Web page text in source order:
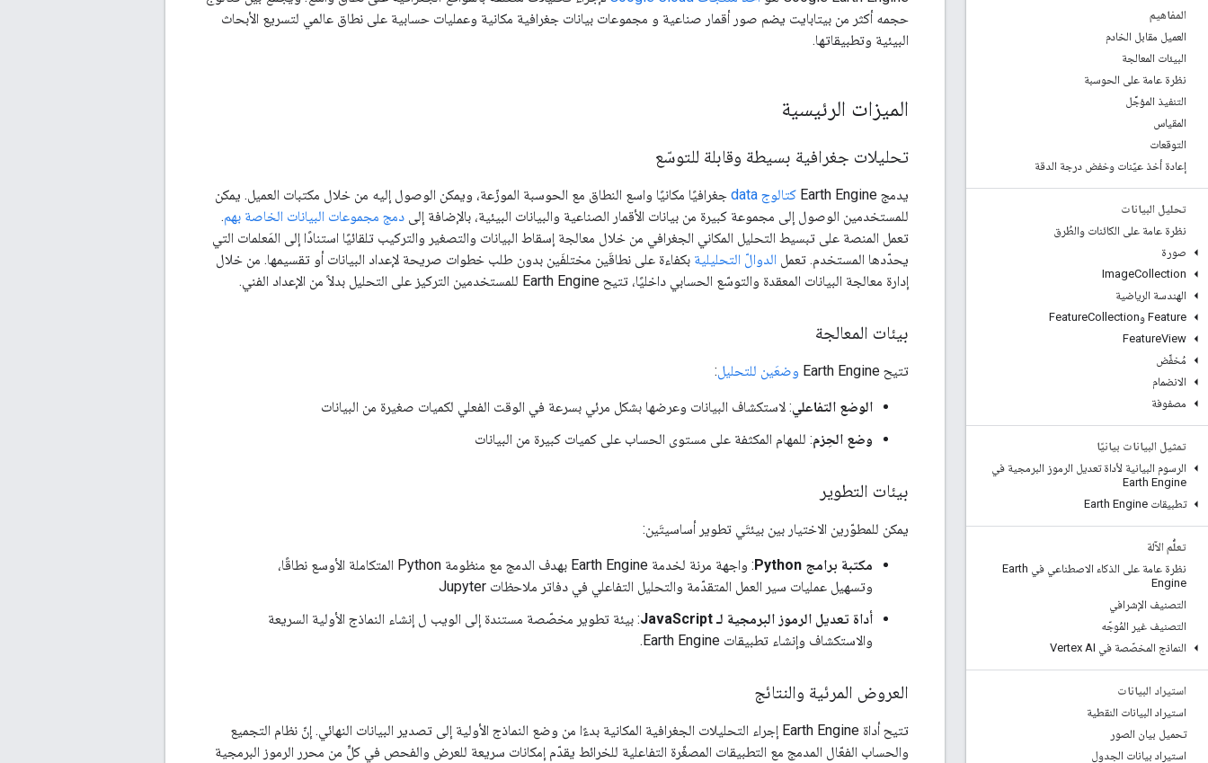
المفاهيم
العميل مقابل الخادم
البيئات المعالجة
نظرة عامة على الحوسبة
التنفيذ المؤجَّل
المقياس
التوقعات
إعادة أخذ عيّنات وخفض درجة الدقة
تحليل البيانات
نظرة عامة على الكائنات والطُرق
صورة
ImageCollection
الهندسة الرياضية
Feature وFeature
Collection
FeatureView
مُخفِّض
الانضمام
مصفوفة
تمثيل البيانات بيانيًا
الرسوم البيانية لأداة تعديل الرموز البرمجية في
Earth Engine
تطبيقات Earth Engine
تعلُّم الآلة
نظرة عامة على الذكاء الاصطناعي في Earth
Engine
التصنيف الإشرافي
التصنيف غير المُوجّه
النماذج المخصّصة في Vertex AI
استيراد البيانات
استيراد البيانات النقطية
تحميل بيان الصور
استيراد بيانات الجدول
حجمه أكثر من بيتابايت يضم صور أقمار صناعية و مجموعات بيانات جغرافية مكانية وعمليات حسابية على نطاق عالمي لتسريع الأبحاث
البيئية وتطبيقاتها.
الميزات الرئيسية
تحليلات جغرافية بسيطة وقابلة للتوسّع
يدمج Earth Engine كتالوج data
جغرافيًا مكانيًا واسع النطاق مع الحوسبة الموزّعة، ويمكن الوصول إليه من خلال مكتبات العميل. يمكن
للمستخدمين الوصول إلى مجموعة كبيرة من بيانات الأقمار الصناعية والبيانات البيئية، بالإضافة إلى دمج مجموعات البيانات الخاصة بهم.
تعمل المنصة على تبسيط التحليل المكاني الجغرافي من خلال معالجة إسقاط البيانات والتصغير والتركيب تلقائيًا استنادًا إلى المَعلمات التي
يحدّدها المستخدم. تعمل الدوالّ التحليلية بكفاءة على نطاقَين مختلفَين بدون طلب خطوات صريحة لإعداد البيانات أو تقسيمها. من خلال
إدارة معالجة البيانات المعقدة والتوسّع الحسابي داخليًا، تتيح Earth Engine للمستخدمين التركيز على التحليل بدلاً من الإعداد الفني.
بيئات المعالجة
تتيح Earth Engine وضعَين للتحليل:
الوضع التفاعلي: لاستكشاف البيانات وعرضها بشكل مرئي بسرعة في الوقت الفعلي لكميات صغيرة من البيانات
وضع الحِزم: للمهام المكثفة على مستوى الحساب على كميات كبيرة من البيانات
بيئات التطوير
يمكن للمطوّرين الاختيار بين بيئتَي تطوير أساسيتَين:
مكتبة برامج Python
: واجهة مرنة لخدمة Earth Engine بهدف الدمج مع منظومة Python المتكاملة الأوسع نطاقًا،
وتسهيل عمليات سير العمل المتقدّمة والتحليل التفاعلي في دفاتر ملاحظات Jupyter
أداة تعديل الرموز البرمجية لـ JavaScript
: بيئة تطوير مخصّصة مستندة إلى الويب ل إنشاء النماذج الأولية السريعة
والاستكشاف وإنشاء تطبيقات Earth Engine.
العروض المرئية والنتائج
تتيح أداة Earth Engine إجراء التحليلات الجغرافية المكانية بدءًا من وضع النماذج الأولية إلى تصدير البيانات النهائي. إنّ نظام التجميع
والحساب الفعّال المدمج مع التطبيقات المصغّرة التفاعلية للخرائط يقدّم إمكانات سريعة للعرض والفحص في كلٍّ من محرر الرموز البرمجية